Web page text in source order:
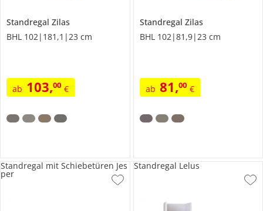
Standregal Zilas
BHL 102|181,1|23 cm
ab 103,00 €
Standregal Zilas
BHL 102|81,9|23 cm
ab 81,00 €
Standregal mit Schiebetüren Jes
per
Standregal Lelus